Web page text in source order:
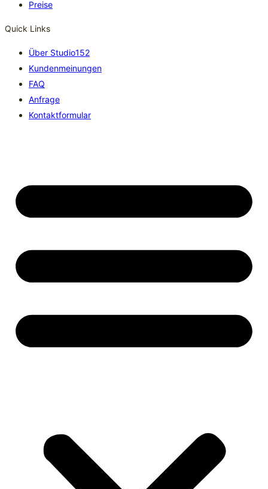
Preise
Quick Links
Über Studio152
Kundenmeinungen
FAQ
Anfrage
Kontaktformular